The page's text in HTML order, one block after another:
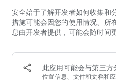
用闲置资产赚取每日奖励
通过质押、双币投资和流动性挖
定投购买加密货币，同时赚取被
在币安Launchpad支持新兴区块
安全始于了解开发者如何收集和
措施可能会因您的使用情况、所
息由开发者提供，可能会随时间
此应用可能会与第三
位置信息、文件和文档和